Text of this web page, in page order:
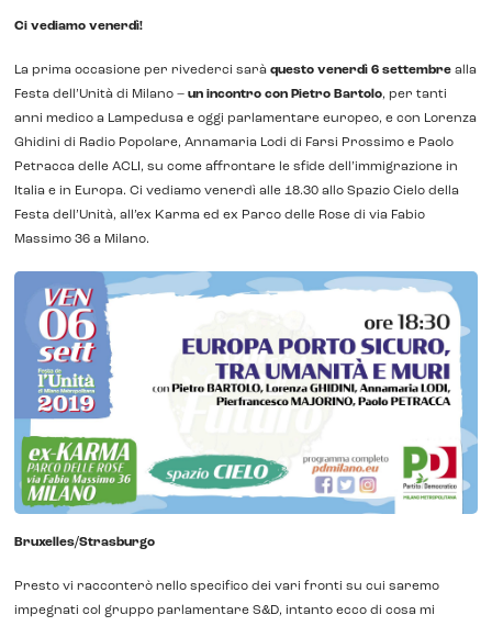
Ci vediamo venerdì!
La prima occasione per rivederci saràquesto venerdì 6 settembre alla
Festa dell’Unità di Milano –un incontro con Pietro Bartolo, per tanti
anni medico a Lampedusa e oggi parlamentare europeo, e con Lorenza
Ghidini di Radio Popolare, Annamaria Lodi di Farsi Prossimo e Paolo
Petracca delle ACLI, su come affrontare le sfide dell’immigrazione in
Italia e in Europa. Ci vediamo venerdì alle 18.30 allo Spazio Cielo della
Festa dell’Unità, all’ex Karma ed ex Parco delle Rose di via Fabio
Massimo 36 a Milano.
Bruxelles/Strasburgo
Presto vi racconterò nello specifico dei vari fronti su cui saremo
impegnati col gruppo parlamentare S&D, intanto ecco di cosa mi